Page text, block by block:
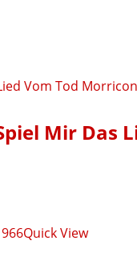
Mir Das
Quick View